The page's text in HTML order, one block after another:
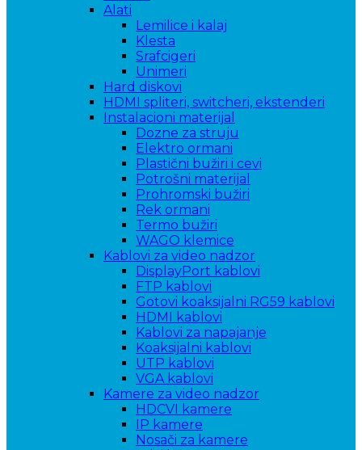
Alati
Lemilice i kalaj
Klesta
Srafcigeri
Unimeri
Hard diskovi
HDMI spliteri, switcheri, ekstenderi
Instalacioni materijal
Dozne za struju
Elektro ormani
Plastični bužiri i cevi
Potrošni materijal
Prohromski bužiri
Rek ormani
Termo bužiri
WAGO klemice
Kablovi za video nadzor
DisplayPort kablovi
FTP kablovi
Gotovi koaksijalni RG59 kablovi
HDMI kablovi
Kablovi za napajanje
Koaksijalni kablovi
UTP kablovi
VGA kablovi
Kamere za video nadzor
HDCVI kamere
IP kamere
Nosači za kamere